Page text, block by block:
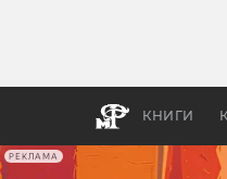
РЕКЛАМА
КНИГИ